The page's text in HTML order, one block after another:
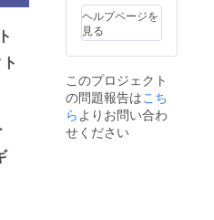
入をよ
ろしく
お願い
致しま
レコー
ディン
グ時の
秘蔵映
像（約
ヘルプページを
見る
このプロジェクト
の問題報告はこち
らよりお問い合わ
せください